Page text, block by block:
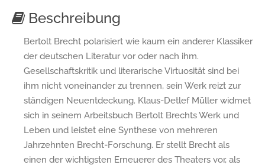
Beschreibung
Bertolt Brecht polarisiert wie kaum ein anderer Klassiker
der deutschen Literatur vor oder nach ihm.
Gesellschaftskritik und literarische Virtuosität sind bei
ihm nicht voneinander zu trennen, sein Werk reizt zur
ständigen Neuentdeckung. Klaus-Detlef Müller widmet
sich in seinem Arbeitsbuch Bertolt Brechts Werk und
Leben und leistet eine Synthese von mehreren
Jahrzehnten Brecht-Forschung. Er stellt Brecht als
einen der wichtigsten Erneuerer des Theaters vor, als